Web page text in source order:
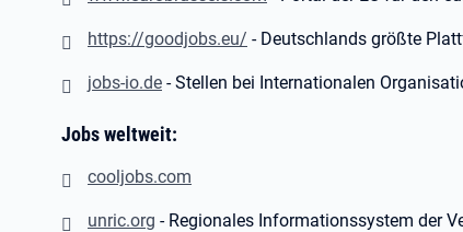
https://goodjobs.eu/ - Deutschlands größte
jobs-io.de - Stellen bei Internationalen
Jobs weltweit:
cooljobs.com
unric.org - Regionales Informationssystem der